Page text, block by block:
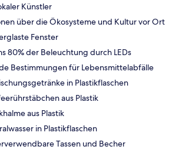
Künstler
über die Ökosysteme und Kultur vor Ort
Fenster
80% der Beleuchtung durch LEDs
Bestimmungen für Lebensmittelabfälle
in Plastikflaschen
aus Plastik
aus Plastik
in Plastikflaschen
Tassen und Becher